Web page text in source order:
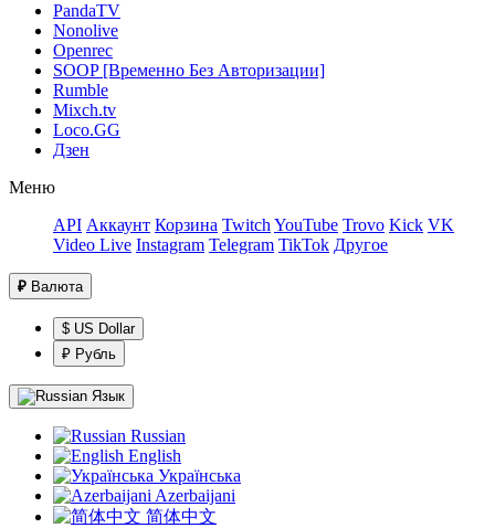
PandaTV
Nonolive
Openrec
SOOP [Временно Без Авторизации]
Rumble
Mixch.tv
Loco.GG
Дзен
Меню
API Аккаунт Корзина Twitch YouTube Trovo Kick VK
Video Live Instagram Telegram TikTok Другое
₽ Валюта
$ US Dollar
₽ Рубль
Язык
Russian
English
Українська
Azerbaijani
简体中文